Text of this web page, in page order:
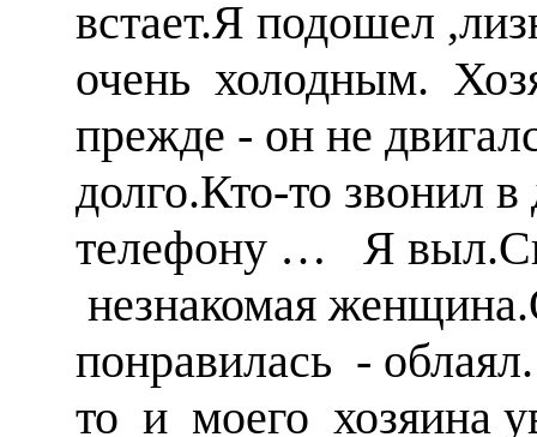
встает.Я подошел
очень холодным.
прежде - он не
долго.Кто-то звонил
телефону … Я
незнакомая
понравилась -
то и моего хозяина